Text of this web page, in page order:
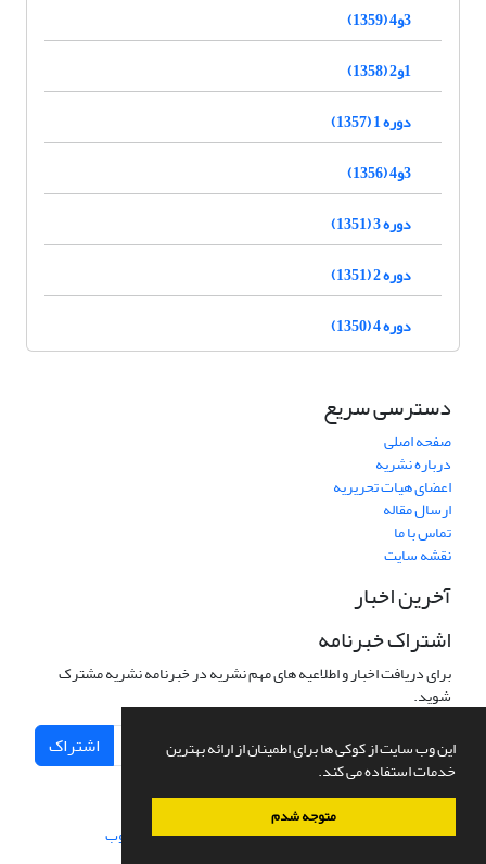
این وب سایت از کوکی ها برای اطمینان از ارائه بهترین
خدمات استفاده می کند.
متوجه شدم
3و4 (1359)
1و2 (1358)
دوره 1 (1357)
3و4 (1356)
دوره 3 (1351)
دوره 2 (1351)
دوره 4 (1350)
دسترسی سریع
صفحه اصلی
درباره نشریه
اعضای هیات تحریریه
ارسال مقاله
تماس با ما
نقشه سایت
آخرین اخبار
اشتراک خبرنامه
برای دریافت اخبار و اطلاعیه های مهم نشریه در خبرنامه نشریه مشترک
شوید.
اشتراک
سامانه مدیریت نشریات علمی.طراحی و پیاده سازی از سیناوب